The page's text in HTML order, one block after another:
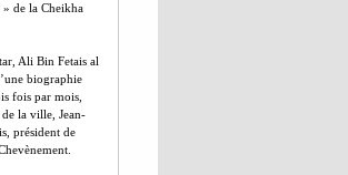
» de la Cheikha
Ali Bin Fetais al
biographie
fois par mois,
la ville, Jean-
président de